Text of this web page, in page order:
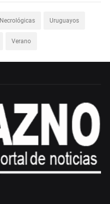
Necrológicas Uruguayos
Verano